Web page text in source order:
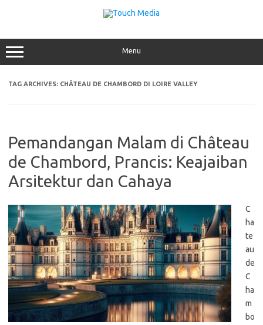
Menu
TAG ARCHIVES: CHÂTEAU DE CHAMBORD DI LOIRE VALLEY
Pemandangan Malam di Château
de Chambord, Prancis: Keajaiban
Arsitektur dan Cahaya
C
ha
te
au
de
C
ha
m
bo